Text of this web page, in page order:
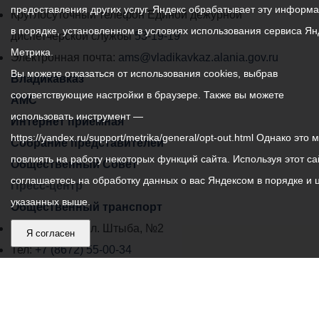
по зданиям в случае
приведения забора в
соответствии с
требованиями,
указанными в исковом
заявлении.
местного
самоуправления
города
Владикавказ:
Круглосуточный телефон Единой дежурной
диспетчерской службы53-19-19
Электронная почта: ams@vladikavkaz.alania.gov.ru
Владикавказ
АМС
Интернет приемная
Собрание представителей
Общественный Совет
Пресс-центр
Общественный транспорт
Владикавказ, пл. Штыба, №2
Тел:+7 (8672) 55-00-34
предоставления других услуг. Яндекс обрабатывает эту
в порядке, установленном в условиях использования сервиса
Метрика.
Вы можете отказаться от использования cookies, выбрав
соответствующие настройки в браузере. Также вы можете
использовать инструмент —
https://yandex.ru/support/metrika/general/opt-out.html Однако это
повлиять на работу некоторых функций сайта. Используя этот
соглашаетесь на обработку данных о вас Яндексом в порядке и
указанных выше.
Я согласен